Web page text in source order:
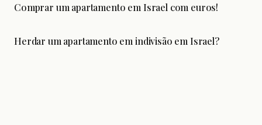
Comprar um apartamento em Israel com euros!
Herdar um apartamento em indivisão em Israel?